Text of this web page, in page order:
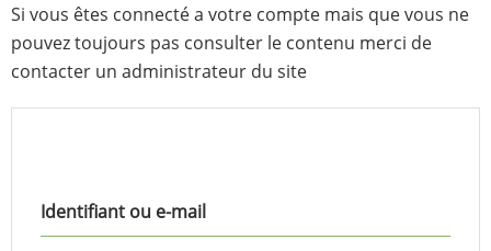
Si vous êtes connecté a votre compte mais que vous ne
pouvez toujours pas consulter le contenu merci de
contacter un administrateur du site
Identifiant ou e-mail